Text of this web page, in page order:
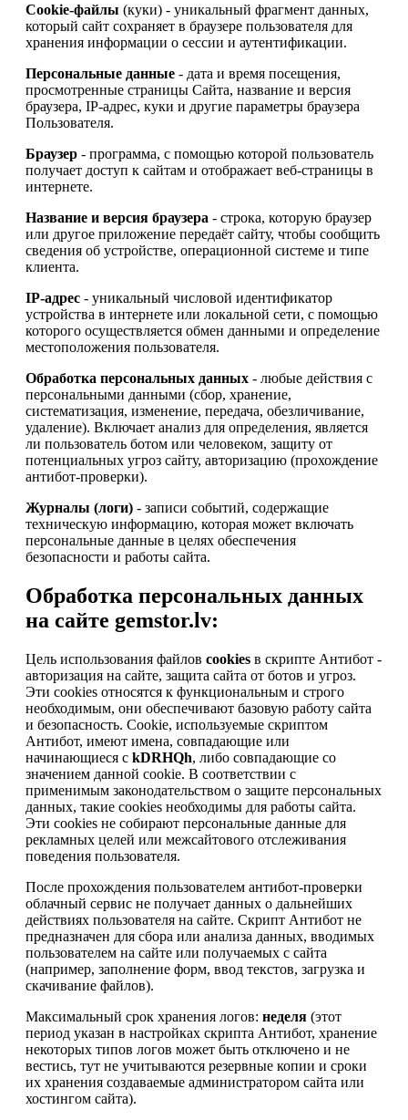
Cookie-файлы (куки) - уникальный фрагмент данных,
который сайт сохраняет в браузере пользователя для
хранения информации о сессии и аутентификации.
Персональные данные - дата и время посещения,
просмотренные страницы Сайта, название и версия
браузера, IP-адрес, куки и другие параметры браузера
Пользователя.
Браузер - программа, с помощью которой пользователь
получает доступ к сайтам и отображает веб-страницы в
интернете.
Название и версия браузера - строка, которую браузер
или другое приложение передаёт сайту, чтобы сообщить
сведения об устройстве, операционной системе и типе
клиента.
IP-адрес - уникальный числовой идентификатор
устройства в интернете или локальной сети, с помощью
которого осуществляется обмен данными и определение
местоположения пользователя.
Обработка персональных данных - любые действия с
персональными данными (сбор, хранение,
систематизация, изменение, передача, обезличивание,
удаление). Включает анализ для определения, является
ли пользователь ботом или человеком, защиту от
потенциальных угроз сайту, авторизацию (прохождение
антибот-проверки).
Журналы (логи) - записи событий, содержащие
техническую информацию, которая может включать
персональные данные в целях обеспечения
безопасности и работы сайта.
Обработка персональных данных
на сайте gemstor.lv:
Цель использования файлов cookies в скрипте Антибот -
авторизация на сайте, защита сайта от ботов и угроз.
Эти cookies относятся к функциональным и строго
необходимым, они обеспечивают базовую работу сайта
и безопасность. Cookie, используемые скриптом
Антибот, имеют имена, совпадающие или
начинающиеся с kDRHQh, либо совпадающие со
значением данной cookie. В соответствии с
применимым законодательством о защите персональных
данных, такие cookies необходимы для работы сайта.
Эти cookies не собирают персональные данные для
рекламных целей или межсайтового отслеживания
поведения пользователя.
После прохождения пользователем антибот-проверки
облачный сервис не получает данных о дальнейших
действиях пользователя на сайте. Скрипт Антибот не
предназначен для сбора или анализа данных, вводимых
пользователем на сайте или получаемых с сайта
(например, заполнение форм, ввод текстов, загрузка и
скачивание файлов).
Максимальный срок хранения логов: неделя (этот
период указан в настройках скрипта Антибот, хранение
некоторых типов логов может быть отключено и не
вестись, тут не учитываются резервные копии и сроки
их хранения создаваемые администратором сайта или
хостингом сайта).